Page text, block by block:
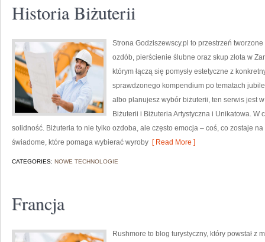
Historia Biżuterii
Strona Godziszewscy.pl to przestrzeń
ozdób, pierścienie ślubne oraz skup złota w
którym łączą się pomysły estetyczne z
sprawdzonego kompendium po tematach
albo planujesz wybór biżuterii, ten serwis jest
Biżuterii i Biżuteria Artystyczna i Unikatowa.
solidność. Biżuteria to nie tylko ozdoba, ale często emocja – coś, co zostaje
świadome, które pomaga wybierać wyroby [ Read More ]
CATEGORIES: NOWE TECHNOLOGIE
Francja
Rushmore to blog turystyczny, który powstał z